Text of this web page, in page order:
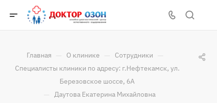
Главная — О клинике — Сотрудники —
Специалисты клиники по адресу: г.Нефтекамск, ул.
Березовское шоссе, 6А
— Даутова Екатерина Михайловна